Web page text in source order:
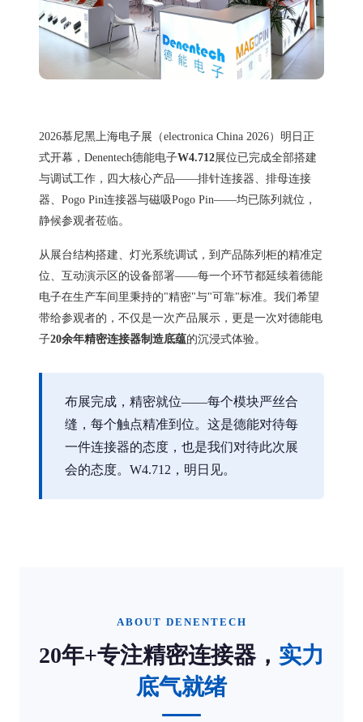
2026慕尼黑上海电子展（electronica China 2026）明日正
式开幕，Denentech德能电子W4.712展位已完成全部搭建
与调试工作，四大核心产品——排针连接器、排母连接
器、Pogo Pin连接器与磁吸Pogo Pin——均已陈列就位，
静候参观者莅临。
从展台结构搭建、灯光系统调试，到产品陈列柜的精准定
位、互动演示区的设备部署——每一个环节都延续着德能
电子在生产车间里秉持的"精密"与"可靠"标准。我们希望
带给参观者的，不仅是一次产品展示，更是一次对德能电
子20余年精密连接器制造底蕴的沉浸式体验。
布展完成，精密就位——每个模块严丝合
缝，每个触点精准到位。这是德能对待每
一件连接器的态度，也是我们对待此次展
会的态度。W4.712，明日见。
ABOUT DENENTECH
20年+专注精密连接器， 实力
底气就绪